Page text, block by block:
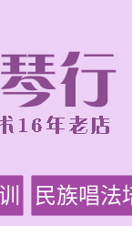
民族唱法